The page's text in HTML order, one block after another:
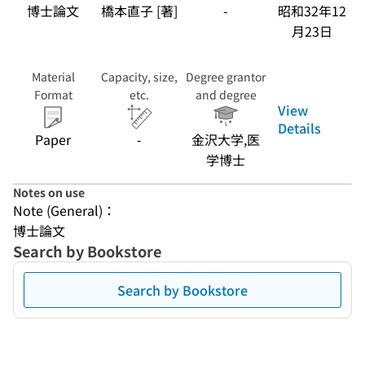
博士論文 橋本直子 [著] -
昭和32年12
月23日
Material
Format
Paper
Capacity, size,
etc.
-
Degree grantor
and degree
金沢大学,医
学博士
View
Details
Notes on use
Note (General)：
博士論文
Search by Bookstore
Search by Bookstore